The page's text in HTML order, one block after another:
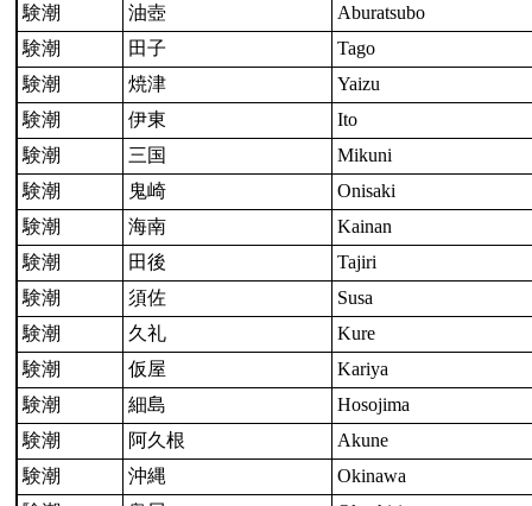
験潮
油壺
Aburatsubo
験潮
田子
Tago
験潮
焼津
Yaizu
験潮
伊東
Ito
験潮
三国
Mikuni
験潮
鬼崎
Onisaki
験潮
海南
Kainan
験潮
田後
Tajiri
験潮
須佐
Susa
験潮
久礼
Kure
験潮
仮屋
Kariya
験潮
細島
Hosojima
験潮
阿久根
Akune
験潮
沖縄
Okinawa